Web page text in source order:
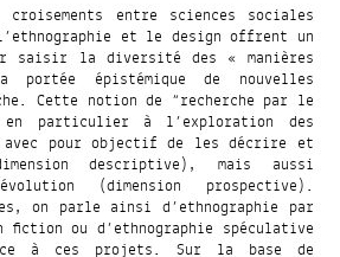
entre sciences sociales
et le design offrent un
saisir la diversité des « manières
épistémique de nouvelles
Cette notion de “recherche par le
en particulier à l’exploration des
avec pour objectif de les décrire et
descriptive), mais aussi
(dimension prospective).
on parle ainsi d’ethnographie par
ou d’ethnographie spéculative
à ces projets. Sur la base de